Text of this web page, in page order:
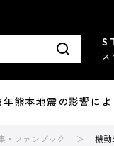
ス
本地震の影響によ
・ファンブック 機動